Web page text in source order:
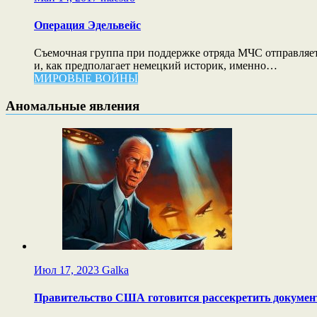
Операция Эдельвейс
Cъемочная группа при поддержке отряда МЧС
и, как предполагает немецкий историк, именно…
МИРОВЫЕ ВОЙНЫ
Аномальные явления
Июл 17, 2023 Galka
Правительство США готовится рассекретить